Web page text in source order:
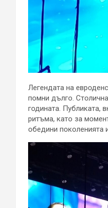
Легендата на
помни дълго.
годината. Публиката,
ритъма, като за
обедини поколенията